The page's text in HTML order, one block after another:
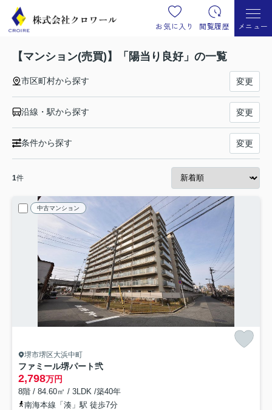
お気に入り 閲覧履歴 メニュー
【マンション(売買)】「陽当り良好」の一覧
市区町村から探す 変更
沿線・駅から探す 変更
条件から探す 変更
1件
中古マンション
堺市堺区大浜中町
ファミール堺パート弐
2,798万円
8階 / 84.60㎡ / 3LDK /築40年
南海本線「湊」駅 徒歩7分